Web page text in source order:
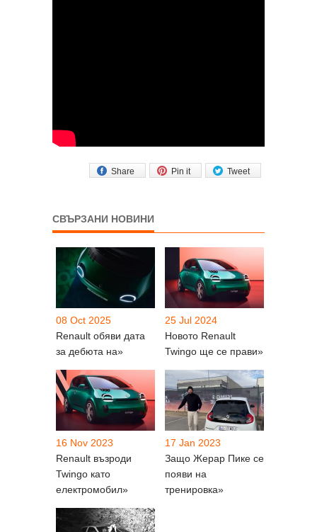
Tweet
Pin it
Share
СВЪРЗАНИ НОВИНИ
08 Oct 2025
Renault обяви дата
за дебюта на»
25 Jul 2024
Новото Renault
Twingo ще се прави»
16 Nov 2023
Renault възроди
Twingo като
електромобил»
17 Jan 2023
Защо Жерар Пике се
появи на
тренировка»